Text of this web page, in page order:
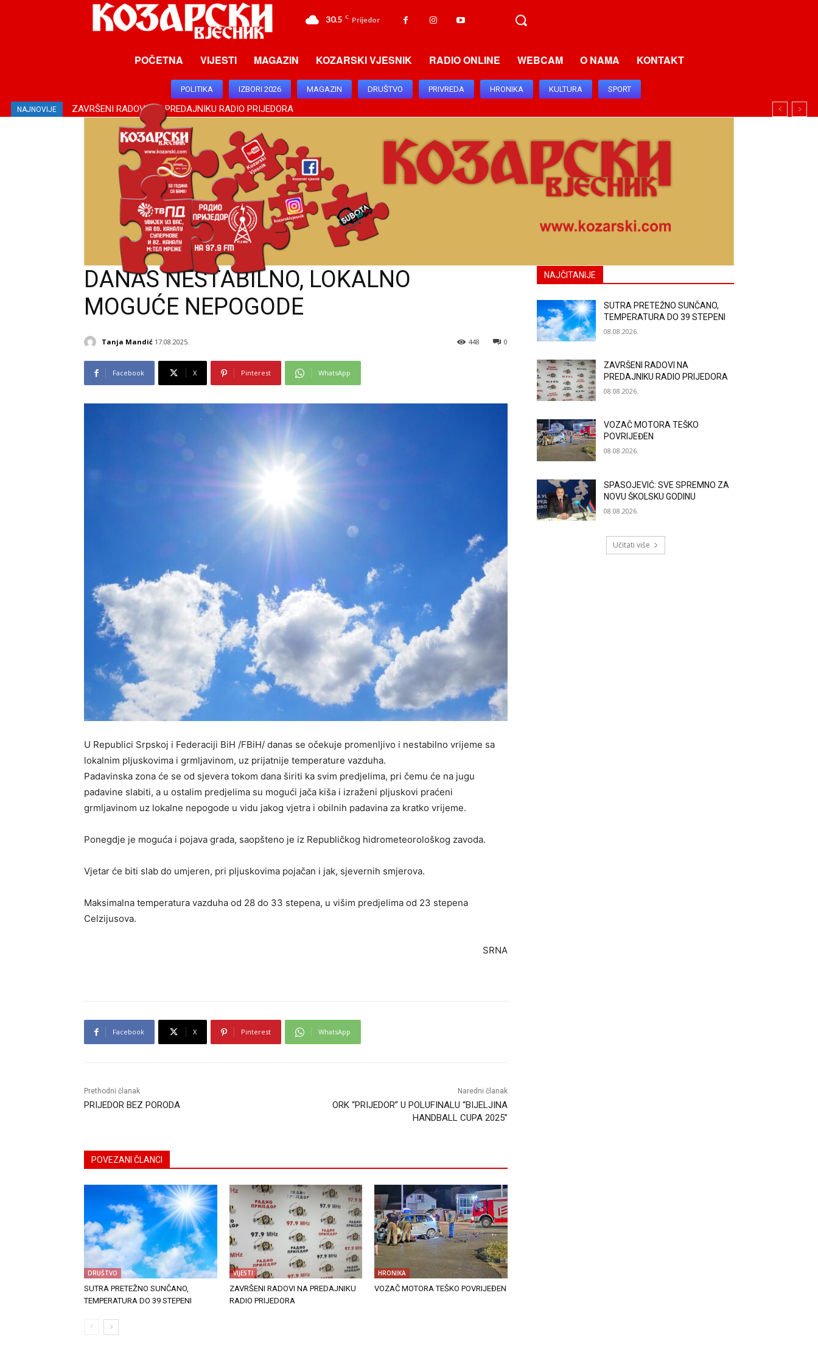
30.5 C Prijedor
POČETNA VIJESTI MAGAZIN KOZARSKI VJESNIK RADIO ONLINE WEBCAM O NAMA KONTAKT
POLITIKA IZBORI 2026 MAGAZIN DRUŠTVO PRIVREDA HRONIKA KULTURA SPORT
NAJNOVIJE ZAVRŠENI RADOVI NA PREDAJNIKU RADIO PRIJEDORA
DANAS NESTABILNO, LOKALNO
MOGUĆE NEPOGODE
Tanja Mandić 17.08.2025. 0
448
Facebook X Pinterest WhatsApp
U Republici Srpskoj i Federaciji BiH /FBiH/ danas se očekuje promenljivo i nestabilno vrijeme sa
lokalnim pljuskovima i grmljavinom, uz prijatnije temperature vazduha.
Padavinska zona će se od sjevera tokom dana širiti ka svim predjelima, pri čemu će na jugu
padavine slabiti, a u ostalim predjelima su mogući jača kiša i izraženi pljuskovi praćeni
grmljavinom uz lokalne nepogode u vidu jakog vjetra i obilnih padavina za kratko vrijeme.
Ponegdje je moguća i pojava grada, saopšteno je iz Republičkog hidrometeorološkog zavoda.
Vjetar će biti slab do umjeren, pri pljuskovima pojačan i jak, sjevernih smjerova.
Maksimalna temperatura vazduha od 28 do 33 stepena, u višim predjelima od 23 stepena
Celzijusova.
SRNA
Facebook X Pinterest WhatsApp
Prethodni članak
PRIJEDOR BEZ PORODA
Naredni članak
ORK “PRIJEDOR” U POLUFINALU “BIJELJINA
HANDBALL CUPA 2025”
POVEZANI ČLANCI
DRUŠTVO
SUTRA PRETEŽNO SUNČANO,
TEMPERATURA DO 39 STEPENI
VIJESTI
ZAVRŠENI RADOVI NA PREDAJNIKU
RADIO PRIJEDORA
HRONIKA
VOZAČ MOTORA TEŠKO POVRIJEĐEN
NAJČITANIJE
SUTRA PRETEŽNO SUNČANO,
TEMPERATURA DO 39 STEPENI
08.08.2026.
ZAVRŠENI RADOVI NA
PREDAJNIKU RADIO PRIJEDORA
08.08.2026.
VOZAČ MOTORA TEŠKO
POVRIJEĐEN
08.08.2026.
SPASOJEVIĆ: SVE SPREMNO ZA
NOVU ŠKOLSKU GODINU
08.08.2026.
Učitati više